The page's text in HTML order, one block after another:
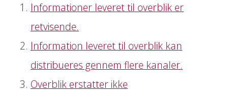
Informationer leveret til overblik er
retvisende.
Information leveret til overblik kan
distribueres gennem flere kanaler.
Overblik erstatter ikke